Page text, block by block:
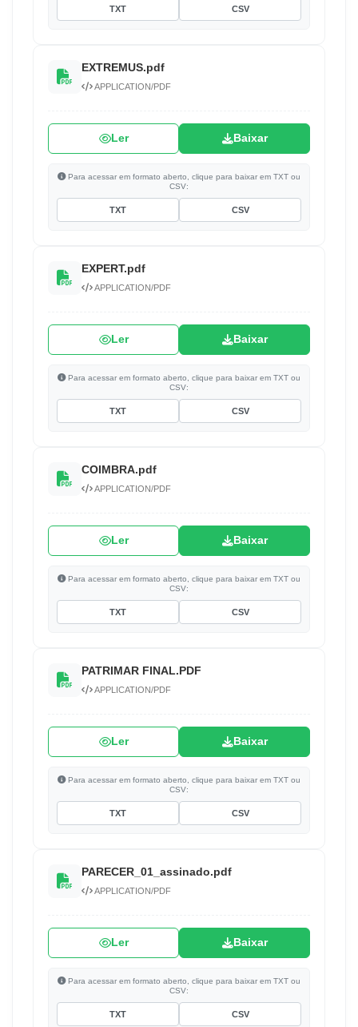
TXT CSV
EXTREMUS.pdf
APPLICATION/PDF
Ler Baixar
Para acessar em formato aberto, clique para baixar em TXT ou
CSV:
TXT CSV
EXPERT.pdf
APPLICATION/PDF
Ler Baixar
Para acessar em formato aberto, clique para baixar em TXT ou
CSV:
TXT CSV
COIMBRA.pdf
APPLICATION/PDF
Ler Baixar
Para acessar em formato aberto, clique para baixar em TXT ou
CSV:
TXT CSV
PATRIMAR FINAL.PDF
APPLICATION/PDF
Ler Baixar
Para acessar em formato aberto, clique para baixar em TXT ou
CSV:
TXT CSV
PARECER_01_assinado.pdf
APPLICATION/PDF
Ler Baixar
Para acessar em formato aberto, clique para baixar em TXT ou
CSV:
TXT CSV